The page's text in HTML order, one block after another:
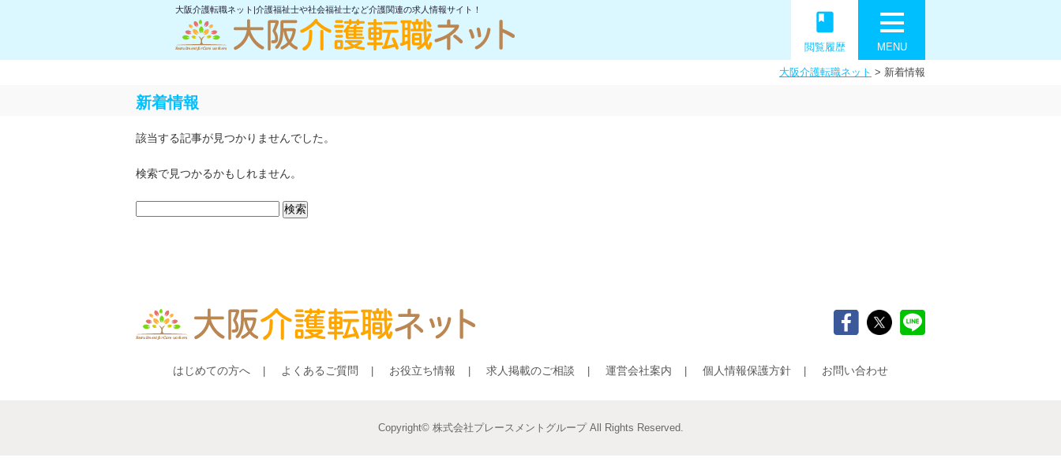
大阪介護転職ネット|介護福祉士や社会福祉士など介護関連の求人情報サイト！
MENU
book
閲覧履歴
大阪介護転職ネット > 新着情報
新着情報
該当する記事が見つかりませんでした。
検索で見つかるかもしれません。
はじめての方へ よくあるご質問 お役立ち情報 求人掲載のご相談 運営会社案内 個人情報保護方針 お問い合わせ
Copyright© 株式会社プレースメントグループ All Rights Reserved.